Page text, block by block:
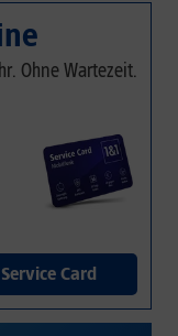
Ohne Wartezeit.
Card